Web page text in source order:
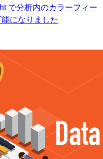
で分析内のカラーフィー
になりました